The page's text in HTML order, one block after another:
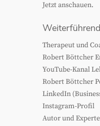
Jetzt anschauen.
Therapeut und
Robert Böttcher
YouTube-Kanal
Robert Böttcher
LinkedIn
Instagram-Profil
Autor und